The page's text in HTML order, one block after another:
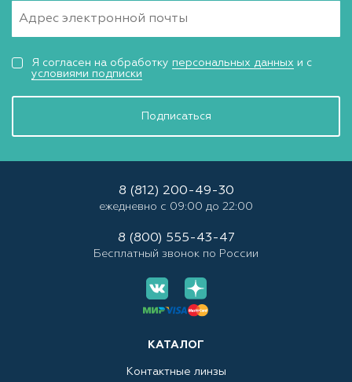
Подписаться
Я согласен на обработку персональных данных и с
условиями подписки
КАТАЛОГ
Контактные линзы
8 (812) 200-49-30
ежедневно с 09:00 до 22:00
8 (800) 555-43-47
Бесплатный звонок по России